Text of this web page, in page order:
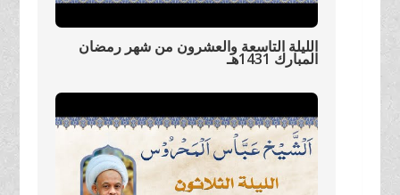
الليلة التاسعة والعشرون من شهر رمضان
المبارك 1431هـ